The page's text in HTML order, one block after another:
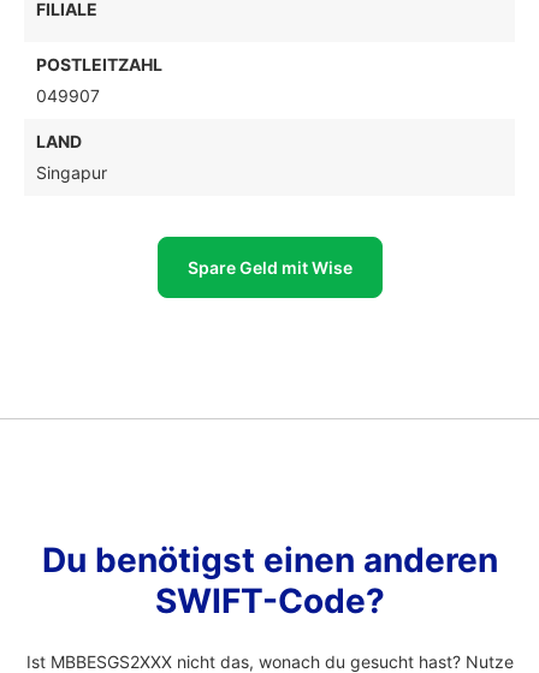
FILIALE
POSTLEITZAHL
049907
LAND
Singapur
Spare Geld mit Wise
Du benötigst einen anderen
SWIFT-Code?
Ist MBBESGS2XXX nicht das, wonach du gesucht hast? Nutze